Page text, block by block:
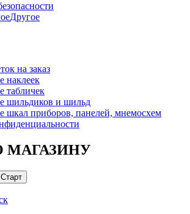
Другое
на заказ
наклеек
табличек
шильдиков и шильд
шкал приборов, панелей, мнемосхем
МАГАЗИНУ